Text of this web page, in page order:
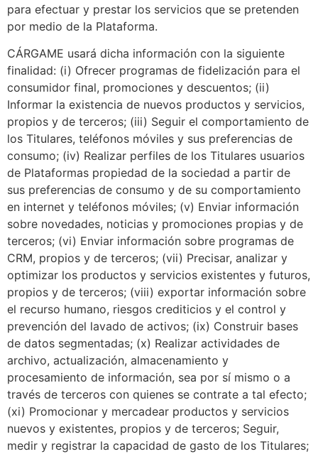
para efectuar y prestar los servicios que se pretenden
por medio de la Plataforma.
CÁRGAME usará dicha información con la siguiente
finalidad: (i) Ofrecer programas de fidelización para el
consumidor final, promociones y descuentos; (ii)
Informar la existencia de nuevos productos y servicios,
propios y de terceros; (iii) Seguir el comportamiento de
los Titulares, teléfonos móviles y sus preferencias de
consumo; (iv) Realizar perfiles de los Titulares usuarios
de Plataformas propiedad de la sociedad a partir de
sus preferencias de consumo y de su comportamiento
en internet y teléfonos móviles; (v) Enviar información
sobre novedades, noticias y promociones propias y de
terceros; (vi) Enviar información sobre programas de
CRM, propios y de terceros; (vii) Precisar, analizar y
optimizar los productos y servicios existentes y futuros,
propios y de terceros; (viii) exportar información sobre
el recurso humano, riesgos crediticios y el control y
prevención del lavado de activos; (ix) Construir bases
de datos segmentadas; (x) Realizar actividades de
archivo, actualización, almacenamiento y
procesamiento de información, sea por sí mismo o a
través de terceros con quienes se contrate a tal efecto;
(xi) Promocionar y mercadear productos y servicios
nuevos y existentes, propios y de terceros; Seguir,
medir y registrar la capacidad de gasto de los Titulares;